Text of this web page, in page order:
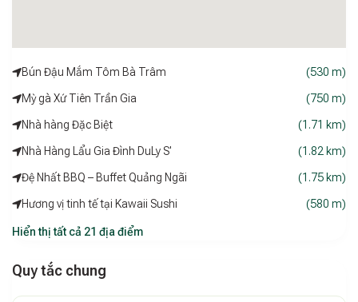
Phục vụ chuyên nghiệp:Đội ngũ nhân viên tận tâm, thân
thiện, luôn sẵn sàng hỗ trợ khách hàng 24/7. Cam kết
đối.
King Hotel Quảng Ngãi
là lựa chọn hoàn hảo cho kỳ nghỉ
mùa hè, chuyến công tác hoặc bất kỳ hành trình khám phá
nào tại Quảng Ngãi. Chúng tôi tự hào mang đến sự thoải mái
Bún Đậu Mắm Tôm Bà Trâm (530 m)
Mỳ gà Xứ Tiên Trần Gia (750 m)
Nhà hàng Đặc Biệt (1.71 km)
Nhà Hàng Lẩu Gia Đình DuLy S' (1.82 km)
Đệ Nhất BBQ – Buffet Quảng Ngãi (1.75 km)
Hương vị tinh tế tại Kawaii Sushi (580 m)
Hiển thị tất cả 21 địa điểm
Quy tắc chung